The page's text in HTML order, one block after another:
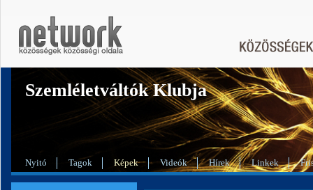
Szemléletváltók Klubja
Nyitó Tagok Képek Videók Hírek Linkek